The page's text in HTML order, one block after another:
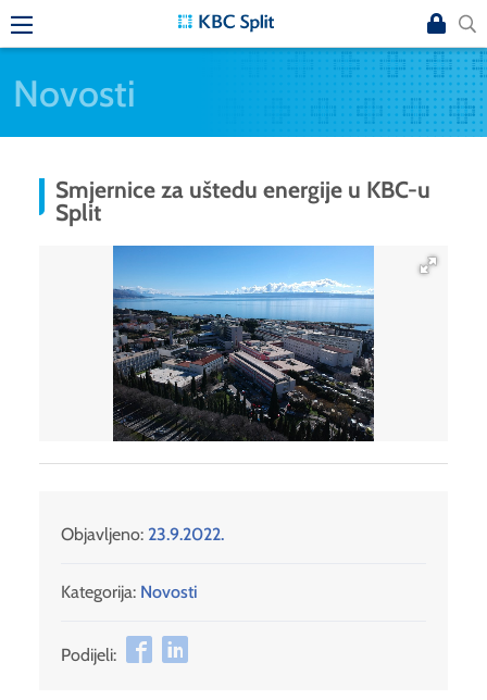
Novosti
Smjernice za uštedu energije u KBC-u
Split
Objavljeno: 23.9.2022.
Kategorija: Novosti
Podijeli: